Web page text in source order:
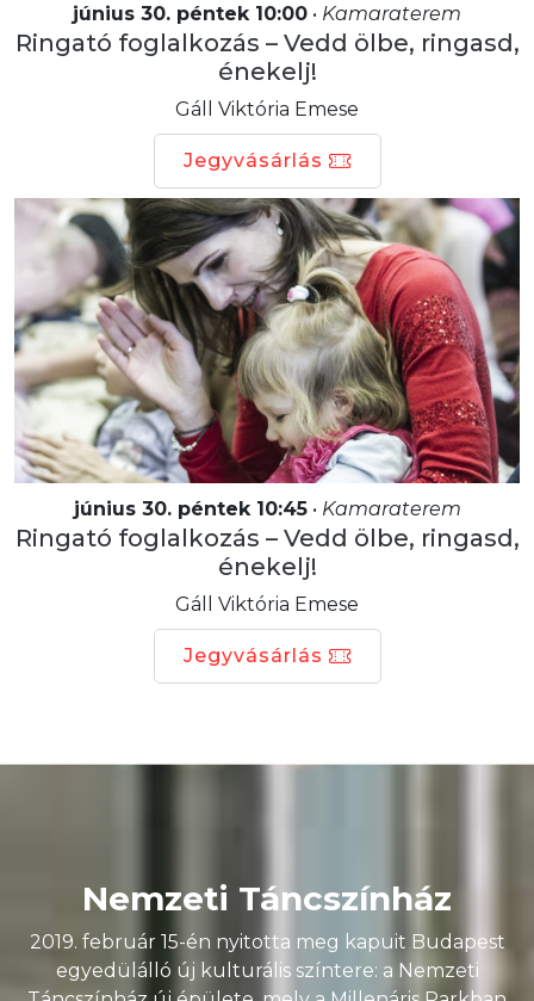
június 30. péntek 10:00 • Kamaraterem
Ringató foglalkozás – Vedd ölbe, ringasd,
énekelj!
Gáll Viktória Emese
Jegyvásárlás
június 30. péntek 10:45• Kamaraterem
Ringató foglalkozás – Vedd ölbe, ringasd,
énekelj!
Gáll Viktória Emese
Jegyvásárlás
Nemzeti Táncszínház
2019. február 15-én nyitotta meg kapuit Budapest
egyedülálló új kulturális színtere: a Nemzeti